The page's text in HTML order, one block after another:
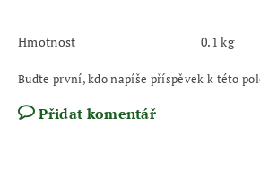
Hmotnost 0.1 kg
Buďte první, kdo napíše příspěvek k této
Přidat komentář